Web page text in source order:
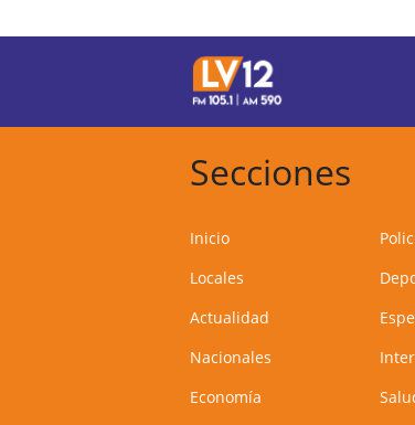
Secciones
Inicio
Locales
Actualidad
Nacionales
Economía